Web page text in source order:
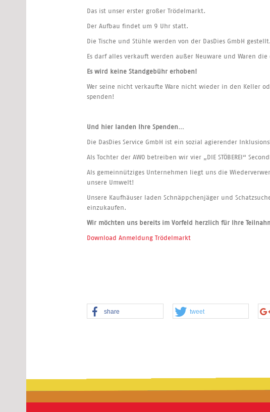
Das ist unser erster großer Trödelmarkt.
Der Aufbau findet um 9 Uhr statt.
Die Tische und Stühle werden von der DasDies GmbH
Es darf alles verkauft werden außer Neuware und Waren
Es wird keine Standgebühr erhoben!
Wer seine nicht verkaufte Ware nicht wieder in den Keller
spenden!
Und hier landen Ihre Spenden…
Die DasDies Service GmbH ist ein sozial agierender
Als Tochter der AWO betreiben wir vier „DIE STÖBEREI“
Als gemeinnütziges Unternehmen liegt uns die
unsere Umwelt!
Unsere Kaufhäuser laden Schnäppchenjäger und
einzukaufen.
Wir möchten uns bereits im Vorfeld herzlich für Ihre
Download Anmeldung Trödelmarkt
share tweet